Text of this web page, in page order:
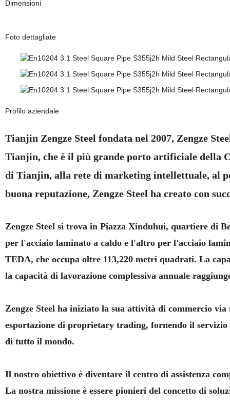
Dimensioni
Foto dettagliate
Profilo aziendale
Tianjin Zengze Steel fondata nel 2007, Zengze
Tianjin, che è il più grande porto artificiale della
di Tianjin, alla rete di marketing intellettuale, al
buona reputazione, Zengze Steel ha creato con
Zengze Steel si trova in Piazza Xinduhui, quartiere di
per l'acciaio laminato a caldo e l'altro per l'acciaio
TEDA, che occupa oltre 113,220 metri quadrati. La
la capacità di lavorazione complessiva annuale
Zengze Steel ha iniziato la sua attività di commercio
esportazione di proprietary trading, fornendo il
di tutto il mondo.
Il nostro obiettivo è diventare il centro di assistenza
La nostra missione è essere pionieri del concetto di